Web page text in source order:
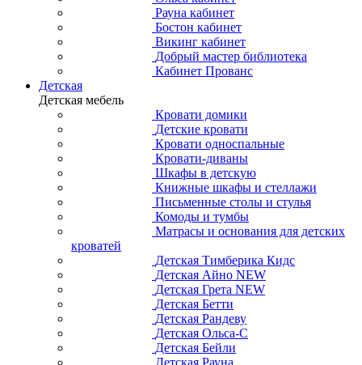
Рауна кабинет
Бостон кабинет
Викинг кабинет
Добрый мастер библиотека
Кабинет Прованс
Детская
Детская мебель
Кровати домики
Детские кровати
Кровати односпальные
Кровати-диваны
Шкафы в детскую
Книжные шкафы и стеллажи
Письменные столы и стулья
Комоды и тумбы
Матрасы и основания для детских
кроватей
Детская Тимберика Кидс
Детская Айно NEW
Детская Грета NEW
Детская Бетти
Детская Рандеву
Детская Ольса-С
Детская Бейли
Детская Рауна